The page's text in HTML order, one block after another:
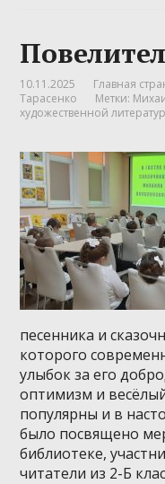
10.11.2025 Главная
Тарасенко
Метки:
художественной
песенника и
которого
улыбок за его
оптимизм и
популярны и в
было посвящено
библиотеке,
читатели из 2-Б